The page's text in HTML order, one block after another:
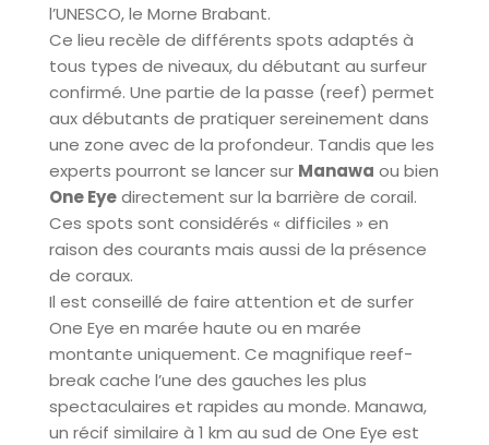
l’UNESCO, le Morne Brabant.
Ce lieu recèle de différents spots adaptés à
tous types de niveaux, du débutant au surfeur
confirmé. Une partie de la passe (reef) permet
aux débutants de pratiquer sereinement dans
une zone avec de la profondeur. Tandis que les
experts pourront se lancer sur Manawa ou bien
One Eyedirectement sur la barrière de corail.
Ces spots sont considérés « difficiles » en
raison des courants mais aussi de la présence
de coraux.
Il est conseillé de faire attention et de surfer
One Eye en marée haute ou en marée
montante uniquement. Ce magnifique reef-
break cache l’une des gauches les plus
spectaculaires et rapides au monde. Manawa,
un récif similaire à 1 km au sud de One Eye est